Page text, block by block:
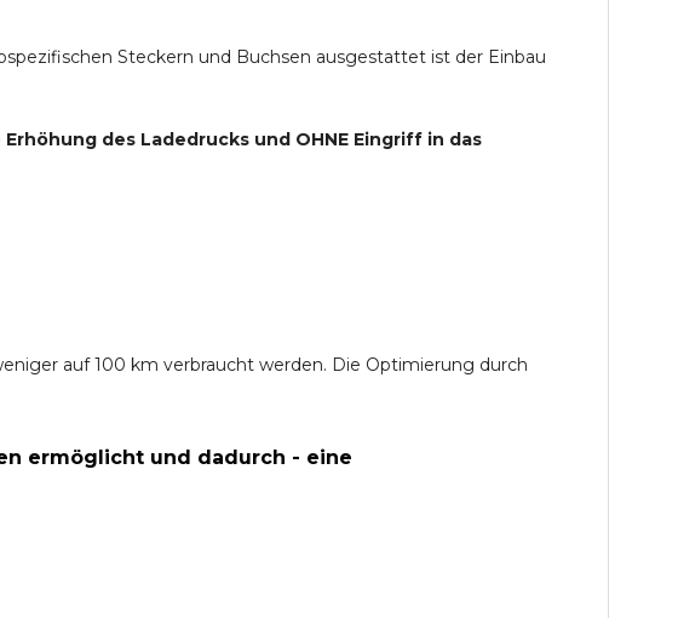
Steckern und Buchsen ausgestattet ist der Einbau
Erhöhung des Ladedrucks und OHNE Eingriff in das
auf 100 km verbraucht werden. Die Optimierung durch
ermöglicht und dadurch - eine